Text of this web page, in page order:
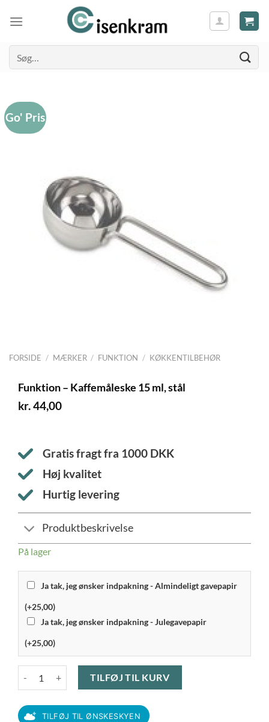
efter:
FORSIDE / MÆRKER / FUNKTION / KØKKENTILBEHØR
Go' Pris
Funktion – Kaffemåleske 15 ml, stål
kr.44,00
Gratis fragt fra 1000 DKK
Høj kvalitet
Hurtig levering
Produktbeskrivelse
På lager
Ja tak, jeg ønsker indpakning - Almindeligt gavepapir
(+25,00)
Ja tak, jeg ønsker indpakning - Julegavepapir
(+25,00)
Funktion - Kaffemåleske 15 ml, stål antal
TILFØJ TIL KURV
TILFØJ TIL ØNSKESKYEN